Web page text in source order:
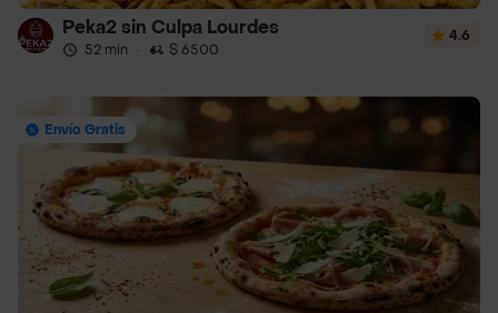
Peka2 sin Culpa Lourdes
52 min · $ 6500
4.6
Envío Gratis